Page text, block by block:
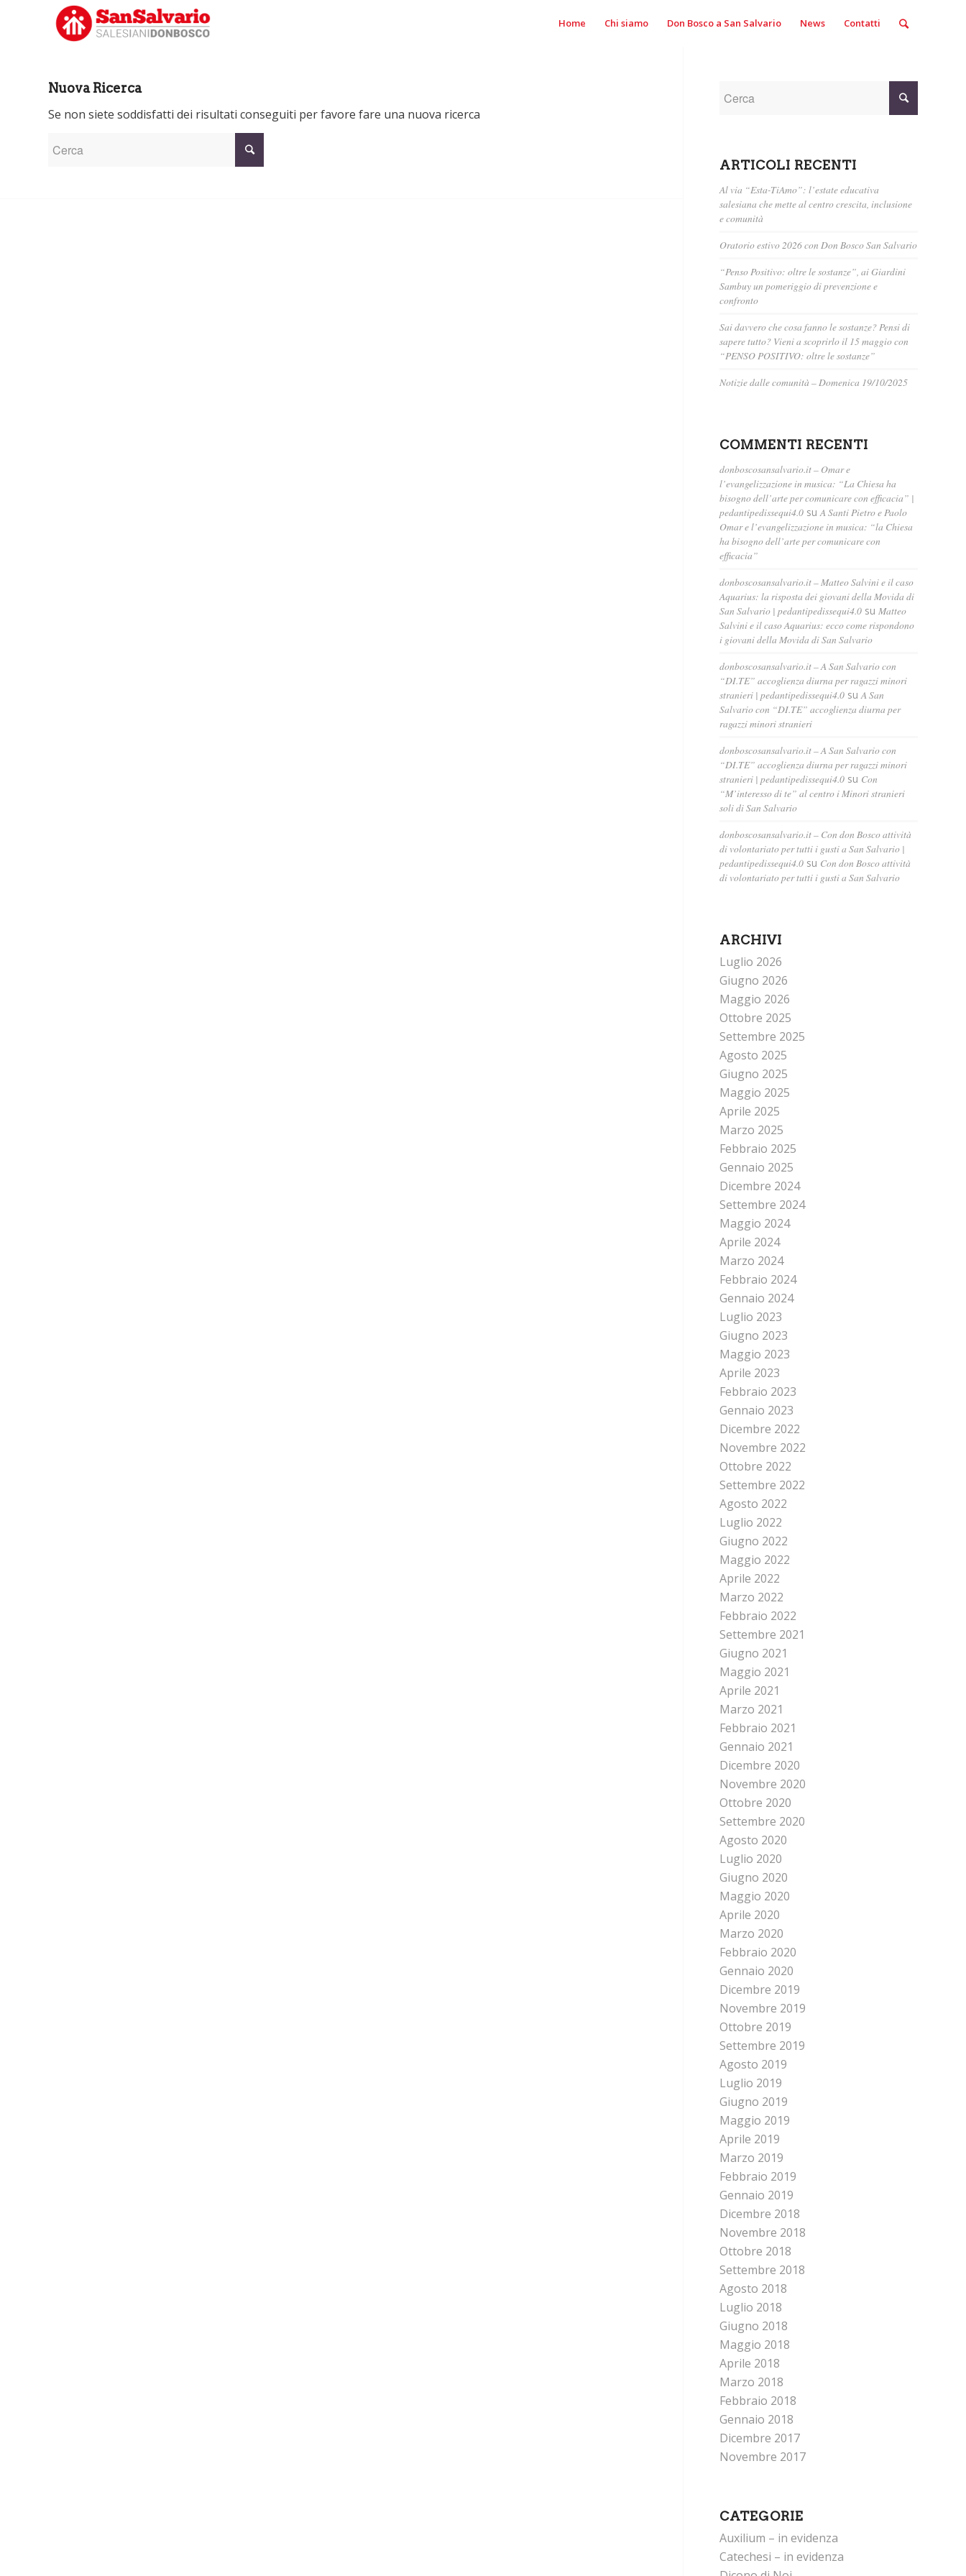
Home Chi siamo Don Bosco a San Salvario News Contatti
Nuova Ricerca
Se non siete soddisfatti dei risultati conseguiti per favore fare una nuova ricerca
ARTICOLI RECENTI
Al via “Esta-TiAmo”: l’estate educativa
salesiana che mette al centro crescita, inclusione
e comunità
Oratorio estivo 2026 con Don Bosco San Salvario
“Penso Positivo: oltre le sostanze”, ai Giardini
Sambuy un pomeriggio di prevenzione e
confronto
Sai davvero che cosa fanno le sostanze? Pensi di
sapere tutto? Vieni a scoprirlo il 15 maggio con
“PENSO POSITIVO: oltre le sostanze”
Notizie dalle comunità – Domenica 19/10/2025
COMMENTI RECENTI
donboscosansalvario.it – Omar e
l’evangelizzazione in musica: “La Chiesa ha
bisogno dell’arte per comunicare con efficacia” |
pedantipedissequi4.0 suA Santi Pietro e Paolo
Omar e l’evangelizzazione in musica: “la Chiesa
ha bisogno dell’arte per comunicare con
efficacia”
donboscosansalvario.it – Matteo Salvini e il caso
Aquarius: la risposta dei giovani della Movida di
San Salvario | pedantipedissequi4.0 suMatteo
Salvini e il caso Aquarius: ecco come rispondono
i giovani della Movida di San Salvario
donboscosansalvario.it – A San Salvario con
“DI.TE” accoglienza diurna per ragazzi minori
stranieri | pedantipedissequi4.0 suA San
Salvario con “DI.TE” accoglienza diurna per
ragazzi minori stranieri
donboscosansalvario.it – A San Salvario con
“DI.TE” accoglienza diurna per ragazzi minori
stranieri | pedantipedissequi4.0 su Con
“M’interesso di te” al centro i Minori stranieri
soli di San Salvario
donboscosansalvario.it – Con don Bosco attività
di volontariato per tutti i gusti a San Salvario |
pedantipedissequi4.0 su Con don Bosco attività
di volontariato per tutti i gusti a San Salvario
ARCHIVI
Luglio 2026
Giugno 2026
Maggio 2026
Ottobre 2025
Settembre 2025
Agosto 2025
Giugno 2025
Maggio 2025
Aprile 2025
Marzo 2025
Febbraio 2025
Gennaio 2025
Dicembre 2024
Settembre 2024
Maggio 2024
Aprile 2024
Marzo 2024
Febbraio 2024
Gennaio 2024
Luglio 2023
Giugno 2023
Maggio 2023
Aprile 2023
Febbraio 2023
Gennaio 2023
Dicembre 2022
Novembre 2022
Ottobre 2022
Settembre 2022
Agosto 2022
Luglio 2022
Giugno 2022
Maggio 2022
Aprile 2022
Marzo 2022
Febbraio 2022
Settembre 2021
Giugno 2021
Maggio 2021
Aprile 2021
Marzo 2021
Febbraio 2021
Gennaio 2021
Dicembre 2020
Novembre 2020
Ottobre 2020
Settembre 2020
Agosto 2020
Luglio 2020
Giugno 2020
Maggio 2020
Aprile 2020
Marzo 2020
Febbraio 2020
Gennaio 2020
Dicembre 2019
Novembre 2019
Ottobre 2019
Settembre 2019
Agosto 2019
Luglio 2019
Giugno 2019
Maggio 2019
Aprile 2019
Marzo 2019
Febbraio 2019
Gennaio 2019
Dicembre 2018
Novembre 2018
Ottobre 2018
Settembre 2018
Agosto 2018
Luglio 2018
Giugno 2018
Maggio 2018
Aprile 2018
Marzo 2018
Febbraio 2018
Gennaio 2018
Dicembre 2017
Novembre 2017
CATEGORIE
Auxilium – in evidenza
Catechesi – in evidenza